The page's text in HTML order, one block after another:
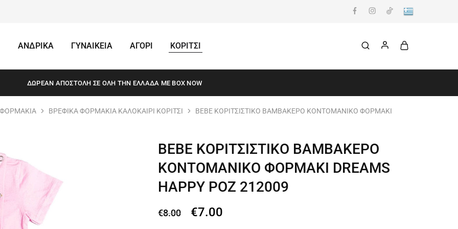
ΑΝΔΡΙΚΑ ΓΥΝΑΙΚΕΙΑ ΑΓΟΡΙ ΚΟΡΙΤΣΙ
ΔΩΡΕΆΝ ΑΠΟΣΤΟΛΗ ΣΕ ΌΛΗ ΤΗΝ ΕΛΛΆΔΑ ΜΕ BOX NOW
ΒΡΕΦΙΚΑ ΦΟΡΜΑΚΙΑ ΚΑΛΟΚΑΙΡΙ ΚΟΡΙΤΣΙ
BEBE ΚΟΡΙΤΣΙΣΤΙΚΟ ΒΑΜΒΑΚΕΡΟ KONTOMANIKΟ ΦΟΡΜΑΚΙ
BEBE ΚΟΡΙΤΣΙΣΤΙΚΟ ΒΑΜΒΑΚΕΡΟ
KONTOMANIKΟ ΦΟΡΜΑΚΙ DREAMS
HAPPY ΡΟΖ 212009
€8.00 €7.00